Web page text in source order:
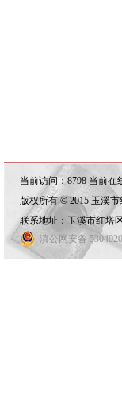
当前访问：8798 当前在
版权所有 © 2015 玉溪
联系地址：玉溪市红塔
滇公网安备